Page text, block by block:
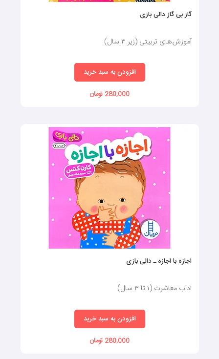
گاز بی گاز دالی بازی
آموزش‌های تربیتی (زیر ۳ سال)
افزودن به سبد خرید
280,000 تومان
اجازه با اجازه ـ دالی بازی
آداب معاشرت (۱ تا ۳ سال)
افزودن به سبد خرید
280,000 تومان